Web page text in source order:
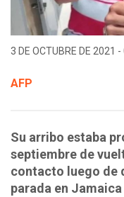
3 DE OCTUBRE DE 2021 -
AFP
Su arribo estaba
septiembre de
contacto luego de
parada en